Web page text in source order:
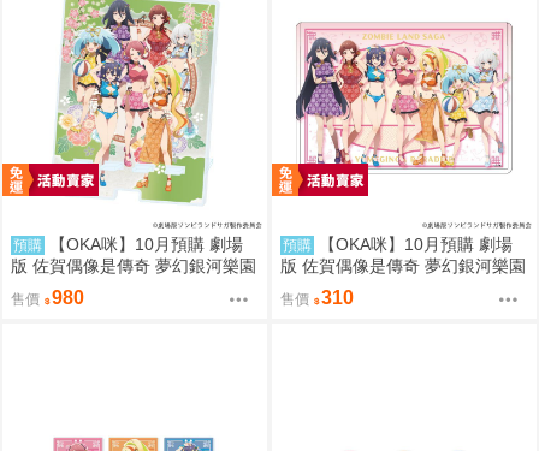
預購
【OKA咪】10月預購 劇場
版 佐賀偶像是傳奇 夢幻銀河樂園
｜大型壓克力手機架 01/集合款
旗袍泳裝ver.
售價 980
預購
【OKA咪】10月預購 劇場
版 佐賀偶像是傳奇 夢幻銀河樂園
｜角色透明收納夾 02/集合款 旗
袍泳裝ver.(新繪插畫)
售價 310